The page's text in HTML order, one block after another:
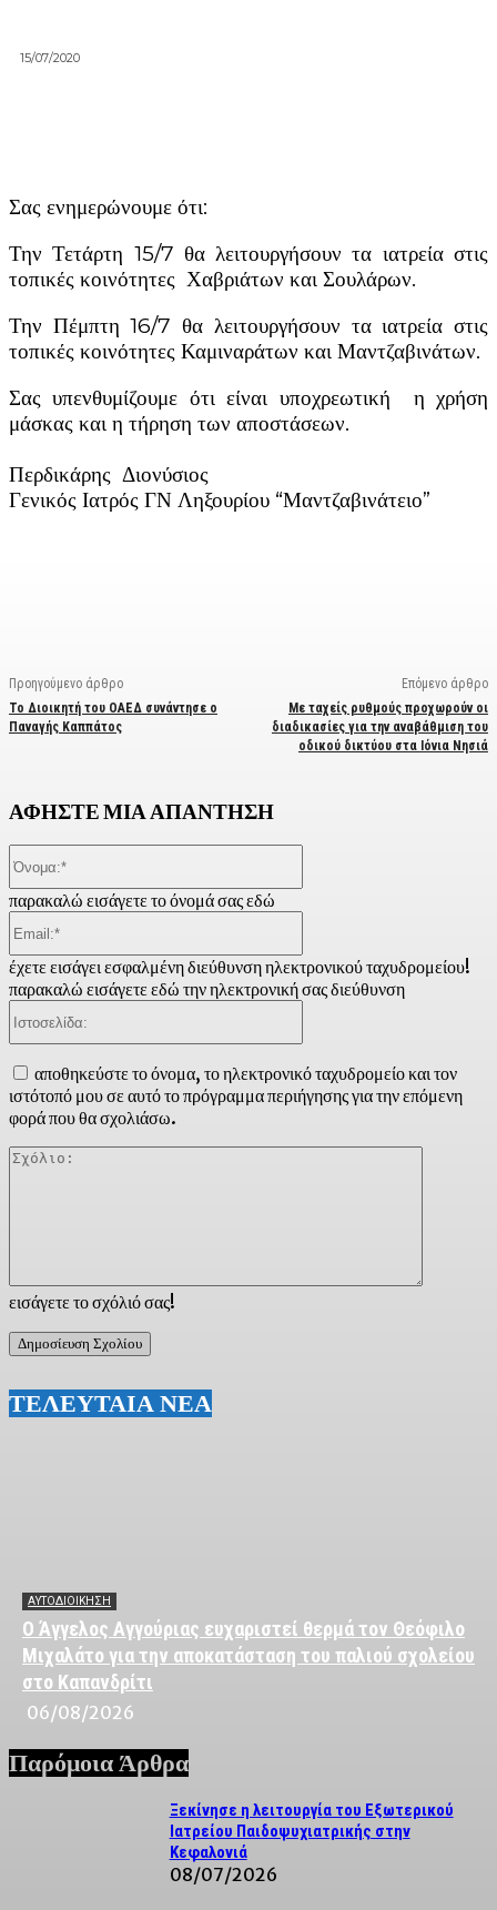
15/07/2020
Σας ενημερώνουμε ότι:
Την Τετάρτη 15/7 θα λειτουργήσουν τα ιατρεία στις
τοπικές κοινότητες Χαβριάτων και Σουλάρων.
Την Πέμπτη 16/7 θα λειτουργήσουν τα ιατρεία στις
τοπικές κοινότητες Καμιναράτων και Μαντζαβινάτων.
Σας υπενθυμίζουμε ότι είναι υποχρεωτική η χρήση
μάσκας και η τήρηση των αποστάσεων.
Περδικάρης Διονύσιος
Γενικός Ιατρός ΓΝ Ληξουρίου “Μαντζαβινάτειο”
Προηγούμενο άρθρο
Το Διοικητή του ΟΑΕΔ συνάντησε ο
Παναγής Καππάτος
Επόμενο άρθρο
Με ταχείς ρυθμούς προχωρούν οι
διαδικασίες για την αναβάθμιση του
οδικού δικτύου στα Ιόνια Νησιά
ΑΦΗΣΤΕ ΜΙΑ ΑΠΑΝΤΗΣΗ
εισάγετε το σχόλιό σας!
παρακαλώ εισάγετε το όνομά σας εδώ
έχετε εισάγει εσφαλμένη διεύθυνση ηλεκτρονικού ταχυδρομείου!
παρακαλώ εισάγετε εδώ την ηλεκτρονική σας διεύθυνση
αποθηκεύστε το όνομα, το ηλεκτρονικό ταχυδρομείο και τον
ιστότοπό μου σε αυτό το πρόγραμμα περιήγησης για την επόμενη
φορά που θα σχολιάσω.
ΤΕΛΕΥΤΑΙΑ ΝΕΑ
ΑΥΤΟΔΙΟΙΚΗΣΗ
Ο Άγγελος Αγγούριας ευχαριστεί θερμά τον Θεόφιλο
Μιχαλάτο για την αποκατάσταση του παλιού σχολείου
στο Καπανδρίτι
06/08/2026
Παρόμοια Άρθρα
Ξεκίνησε η λειτουργία του Εξωτερικού
Ιατρείου Παιδοψυχιατρικής στην
Κεφαλονιά
08/07/2026